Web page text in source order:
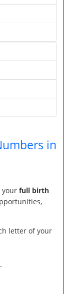
in
your full birth
letter of your